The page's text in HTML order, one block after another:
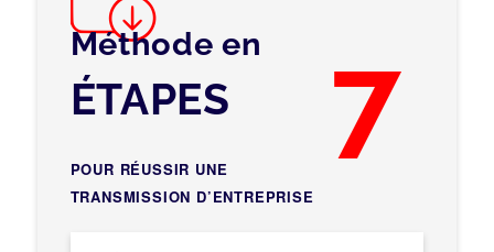
Méthode en 7
ÉTAPES
POUR RÉUSSIR UNE
TRANSMISSION D’ENTREPRISE